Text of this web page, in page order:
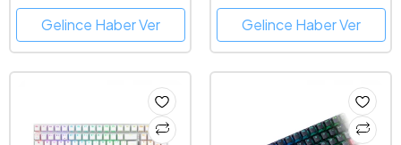
BUNDLE
Gelince Haber Ver
CORE
Gelince Haber Ver